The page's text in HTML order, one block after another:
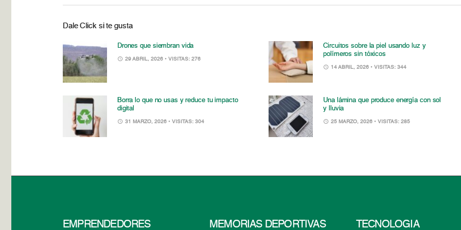
Dale Click si te gusta
Drones que siembran vida
29 ABRIL, 2026 • VISITAS: 276
Circuitos sobre la piel usando luz y
polímeros sin tóxicos
14 ABRIL, 2026 • VISITAS: 344
Borra lo que no usas y reduce tu impacto
digital
31 MARZO, 2026 • VISITAS: 304
Una lámina que produce energía con sol
y lluvia
25 MARZO, 2026 • VISITAS: 285
EMPRENDEDORES MEMORIAS DEPORTIVAS TECNOLOGÍA